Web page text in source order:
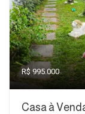
R$ 995.000
Casa à